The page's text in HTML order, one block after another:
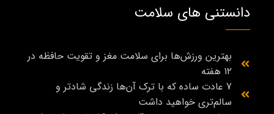
دانستنی های سلامت
بهترین ورزش‌ها برای سلامت مغز و تقویت حافظه در
۱۲ هفته
7 عادت ساده که با ترک آن‌ها زندگی شادتر و
سالم‌تری خواهید داشت